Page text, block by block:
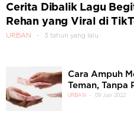
Cerita Dibalik Lagu
Rehan yang Viral di
URBAN 3 tahun yang lalu
Cara Ampuh
Teman, Tanpa
URBAN 09 Juni 2022